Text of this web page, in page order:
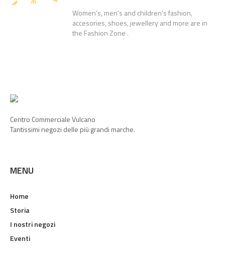
Women's, men's and children's fashion,
accesories, shoes, jewellery and more are in
the Fashion Zone .
Centro Commerciale Vulcano
Tantissimi negozi delle più grandi marche.
MENU
Home
Storia
I nostri negozi
Eventi